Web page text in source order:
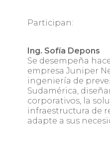
Participan:
Ing. Sofía Depons
Se desempeña
empresa Juniper
ingeniería de
Sudamérica,
corporativos, la
infraestructura de
adapte a sus